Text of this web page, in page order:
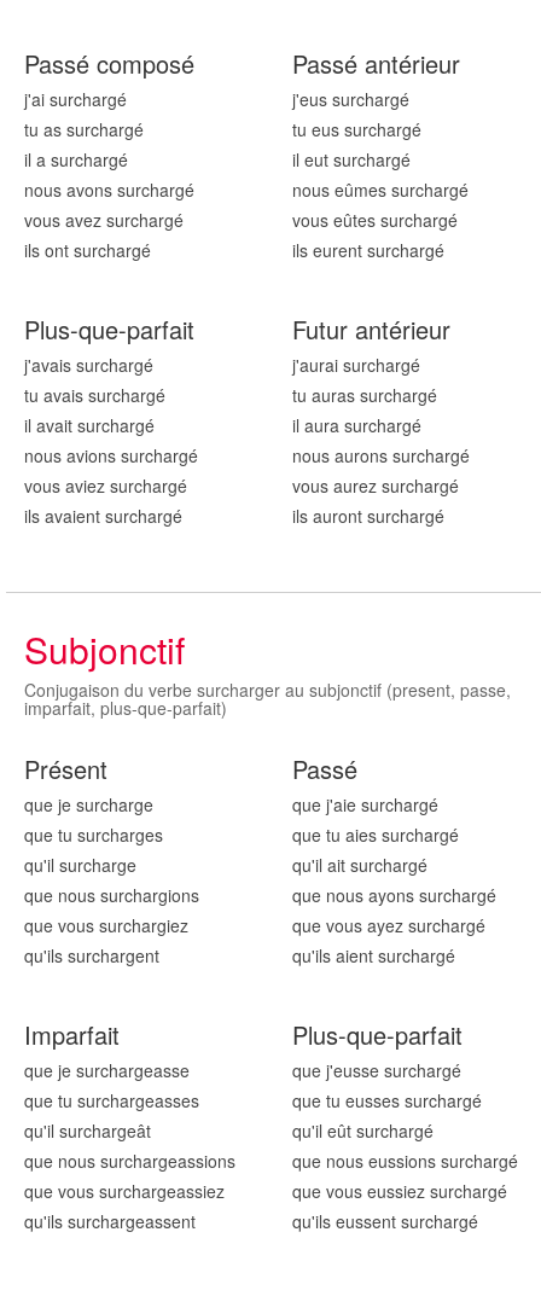
Passé composé
j'ai surchargé
tu as surchargé
il a surchargé
nous avons surchargé
vous avez surchargé
ils ont surchargé
Passé antérieur
j'eus surchargé
tu eus surchargé
il eut surchargé
nous eûmes surchargé
vous eûtes surchargé
ils eurent surchargé
Plus-que-parfait
j'avais surchargé
tu avais surchargé
il avait surchargé
nous avions surchargé
vous aviez surchargé
ils avaient surchargé
Futur antérieur
j'aurai surchargé
tu auras surchargé
il aura surchargé
nous aurons surchargé
vous aurez surchargé
ils auront surchargé
Subjonctif
Conjugaison du verbe surcharger au subjonctif (present, passe,
imparfait, plus-que-parfait)
Présent
que je surcharge
que tu surcharges
qu'il surcharge
que nous surchargions
que vous surchargiez
qu'ils surchargent
Passé
que j'aie surchargé
que tu aies surchargé
qu'il ait surchargé
que nous ayons surchargé
que vous ayez surchargé
qu'ils aient surchargé
Imparfait
que je surchargeasse
que tu surchargeasses
qu'il surchargeât
que nous surchargeassions
que vous surchargeassiez
qu'ils surchargeassent
Plus-que-parfait
que j'eusse surchargé
que tu eusses surchargé
qu'il eût surchargé
que nous eussions surchargé
que vous eussiez surchargé
qu'ils eussent surchargé